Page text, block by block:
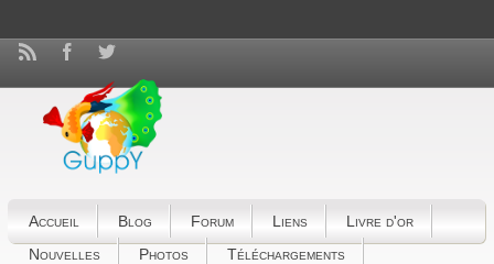
Accueil Blog Forum Liens
Livre d'or
Nouvelles
Photos Téléchargements